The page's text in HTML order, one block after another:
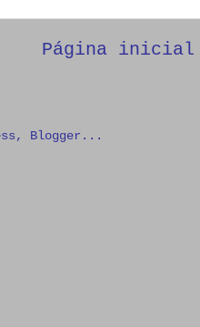
Página inicial